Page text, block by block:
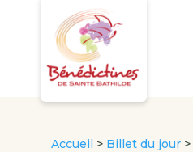
Accueil > Billet du jour>